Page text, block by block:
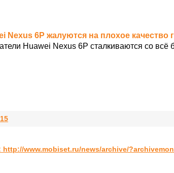
Nexus 6P жалуются на плохое качество
Huawei Nexus 6P сталкиваются со
www.mobiset.ru/news/archive/